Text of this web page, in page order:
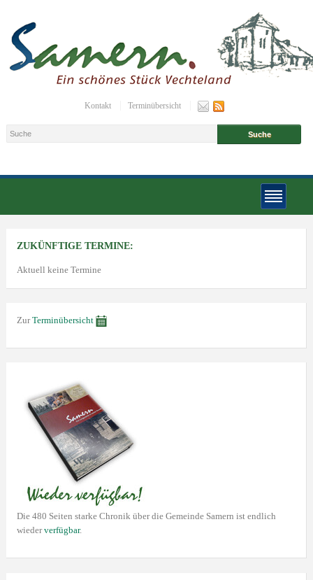
Kontakt Terminübersicht
ZUKÜNFTIGE TERMINE:
Aktuell keine Termine
ZurTerminübersicht
Die 480 Seiten starke Chronik über die Gemeinde Samern ist endlich
wiederverfügbar.